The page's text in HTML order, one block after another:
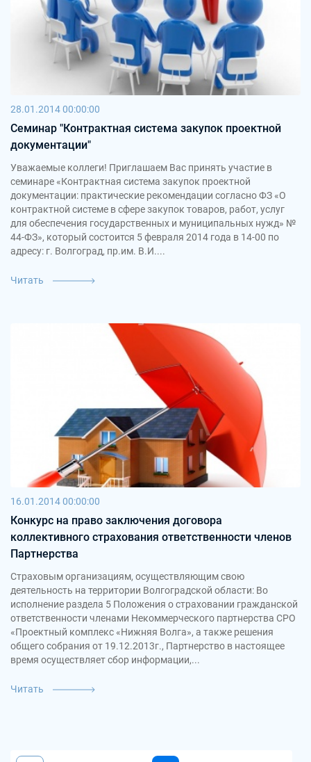
28.01.2014 00:00:00
Cеминар "Контрактная система закупок проектной
документации"
Уважаемые коллеги! Приглашаем Вас принять участие в
семинаре «Контрактная система закупок проектной
документации: практические рекомендации согласно ФЗ «О
контрактной системе в сфере закупок товаров, работ, услуг
для обеспечения государственных и муниципальных нужд» №
44-ФЗ», который состоится 5 февраля 2014 года в 14-00 по
адресу: г. Волгоград, пр.им. В.И....
Читать
16.01.2014 00:00:00
Конкурс на право заключения договора
коллективного страхования ответственности членов
Партнерства
Страховым организациям, осуществляющим свою
деятельность на территории Волгоградской области: Во
исполнение раздела 5 Положения о страховании гражданской
ответственности членами Некоммерческого партнерства СРО
«Проектный комплекс «Нижняя Волга», а также решения
общего собрания от 19.12.2013г., Партнерство в настоящее
время осуществляет сбор информации,...
Читать